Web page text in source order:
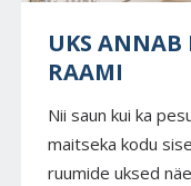
UKS ANNAB
RAAMI
Nii saun kui ka
maitseka kodu
ruumide uksed